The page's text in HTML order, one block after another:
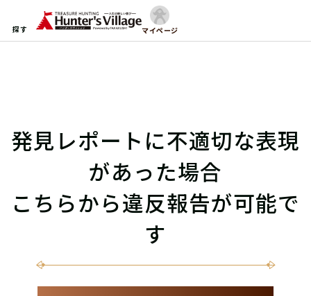
探す マイページ
発見レポートに不適切な表現
があった場合
こちらから違反報告が可能で
す